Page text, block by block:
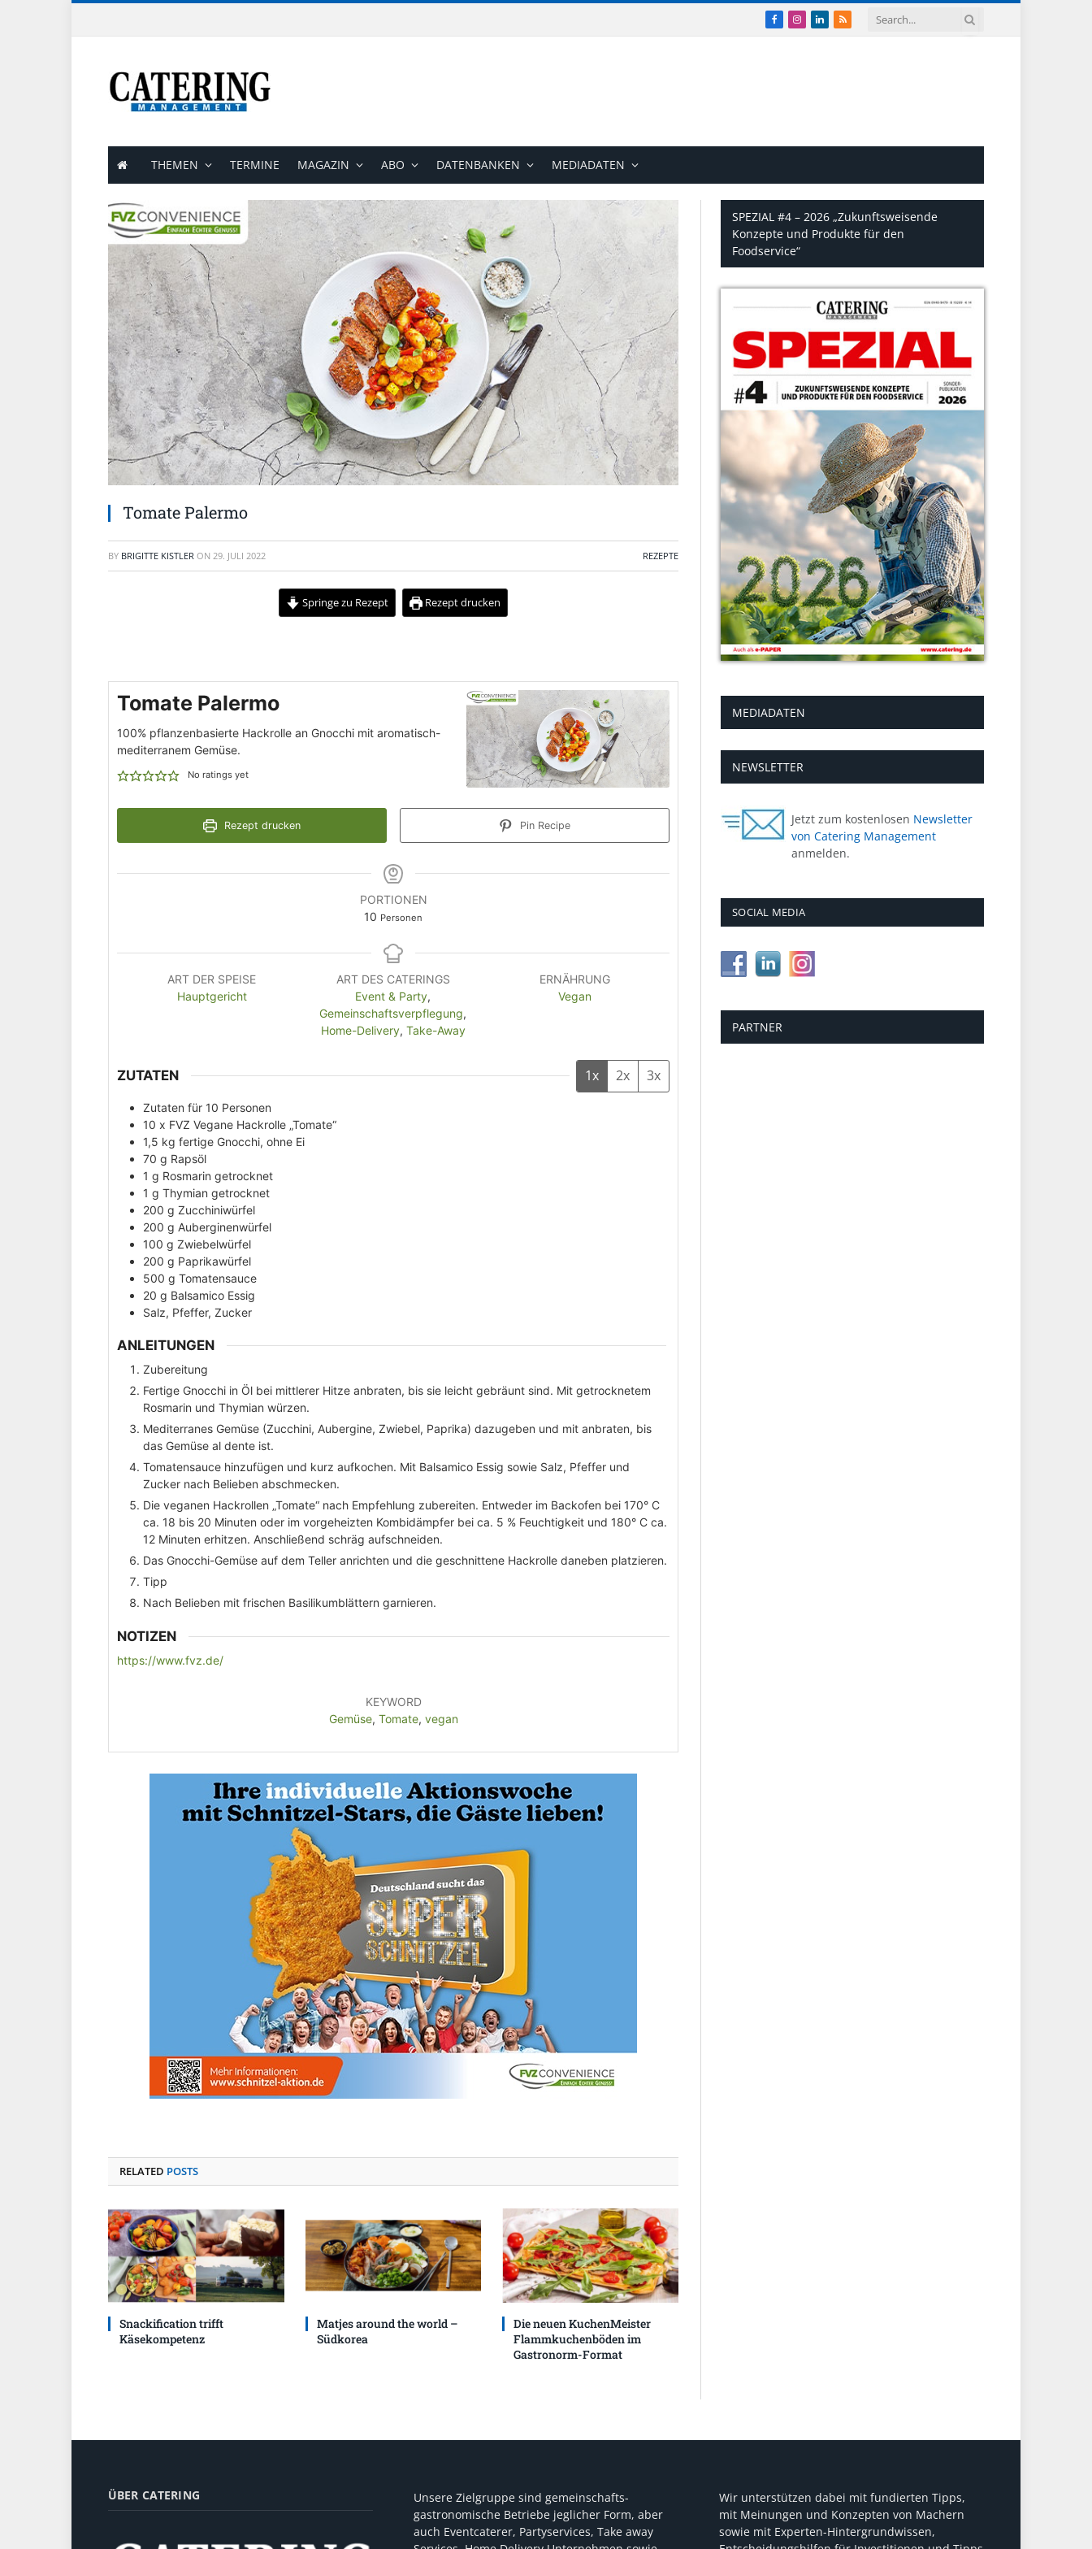
Facebook
Instagram
LinkedIn
RSS
THEMEN TERMINE MAGAZIN ABO DATENBANKEN MEDIADATEN
Tomate Palermo
BY BRIGITTE KISTLER ON 29. JULI 2022 REZEPTE
Springe zu Rezept Rezept drucken
Tomate Palermo
100% pflanzenbasierte Hackrolle an Gnocchi mit aromatisch-
mediterranem Gemüse.
No ratings yet
Rezept drucken Pin Recipe
PORTIONEN
10 Personen
ART DER SPEISE
Hauptgericht
ART DES CATERINGS
Event & Party,
Gemeinschaftsverpflegung,
Home-Delivery, Take-Away
ERNÄHRUNG
Vegan
ZUTATEN 1x 2x 3x
Zutaten für 10 Personen
10 x FVZ Vegane Hackrolle „Tomate“
1,5 kg fertige Gnocchi, ohne Ei
70 g Rapsöl
1 g Rosmarin getrocknet
1 g Thymian getrocknet
200 g Zucchiniwürfel
200 g Auberginenwürfel
100 g Zwiebelwürfel
200 g Paprikawürfel
500 g Tomatensauce
20 g Balsamico Essig
Salz, Pfeffer, Zucker
ANLEITUNGEN
Zubereitung
Fertige Gnocchi in Öl bei mittlerer Hitze anbraten, bis sie leicht gebräunt sind. Mit getrocknetem
Rosmarin und Thymian würzen.
Mediterranes Gemüse (Zucchini, Aubergine, Zwiebel, Paprika) dazugeben und mit anbraten, bis
das Gemüse al dente ist.
Tomatensauce hinzufügen und kurz aufkochen. Mit Balsamico Essig sowie Salz, Pfeffer und
Zucker nach Belieben abschmecken.
Die veganen Hackrollen „Tomate“ nach Empfehlung zubereiten. Entweder im Backofen bei 170° C
ca. 18 bis 20 Minuten oder im vorgeheizten Kombidämpfer bei ca. 5 % Feuchtigkeit und 180° C ca.
12 Minuten erhitzen. Anschließend schräg aufschneiden.
Das Gnocchi-Gemüse auf dem Teller anrichten und die geschnittene Hackrolle daneben platzieren.
Tipp
Nach Belieben mit frischen Basilikumblättern garnieren.
NOTIZEN
https://www.fvz.de/
KEYWORD
Gemüse, Tomate, vegan
RELATED POSTS
Snackification trifft
Käsekompetenz
Matjes around the world –
Südkorea
Die neuen KuchenMeister
Flammkuchenböden im
Gastronorm-Format
SPEZIAL #4 – 2026 „Zukunftsweisende
Konzepte und Produkte für den
Foodservice“
MEDIADATEN
NEWSLETTER
Jetzt zum kostenlosen Newsletter
von Catering Management
anmelden.
SOCIAL MEDIA
PARTNER
ÜBER CATERING
Unsere Zielgruppe sind gemeinschafts-
gastronomische Betriebe jeglicher Form, aber
auch Eventcaterer, Partyservices, Take away
Wir unterstützen dabei mit fundierten Tipps,
mit Meinungen und Konzepten von Machern
sowie mit Experten-Hintergrundwissen,